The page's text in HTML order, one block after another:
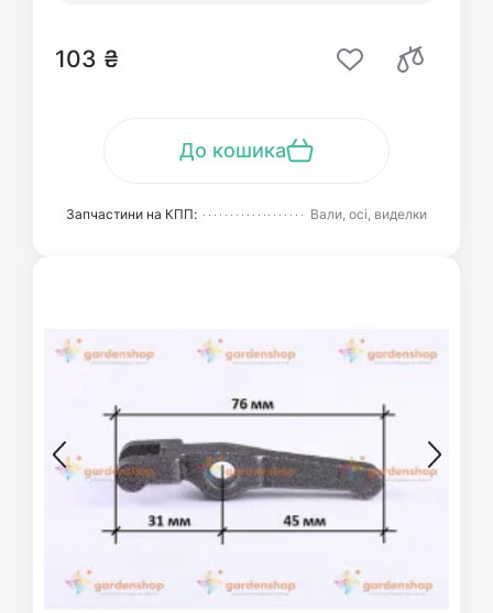
103 ₴
До кошика
Запчастини на КПП: Вали, осі, виделки